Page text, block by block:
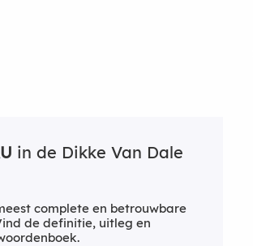
in de Dikke Van Dale
complete en betrouwbare
de definitie, uitleg en